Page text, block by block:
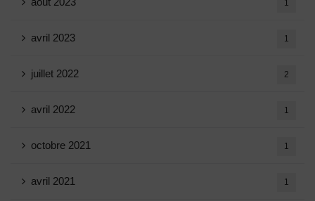
1
avril 2023 1
juillet 2022 2
avril 2022 1
octobre 2021 1
avril 2021 1